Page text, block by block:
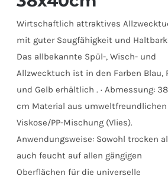
Wirtschaftlich attraktives
mit guter Saugfähigkeit und
Das allbekannte Spül-, Wisch- und
Allzwecktuch ist in den Farben Blau,
und Gelb erhältlich . · Abmessung:
cm Material aus umweltfreundlichen
Viskose/PP-Mischung (Vlies).
Anwendungsweise: Sowohl trocken
auch feucht auf allen gängigen
Oberflächen für die universelle